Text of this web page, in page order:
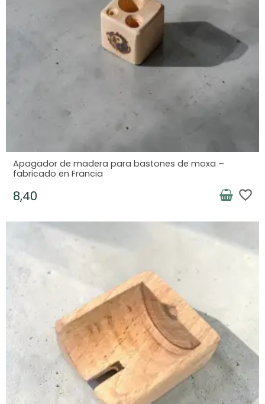
Apagador de madera para bastones de moxa –
fabricado en Francia
8,40 favorite_border